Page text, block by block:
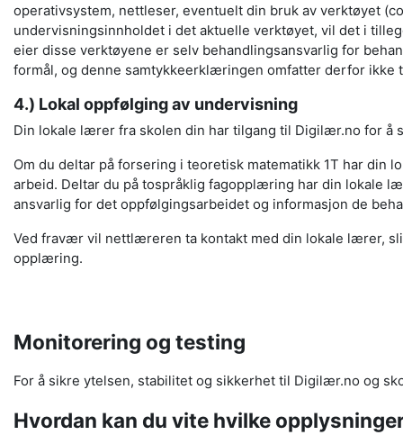
operativsystem, nettleser, eventuelt din bruk av verktøyet (
undervisningsinnholdet i det aktuelle verktøyet, vil det i
eier disse verktøyene er selv behandlingsansvarlig for
formål, og denne samtykkeerklæringen omfatter derfor
4.) Lokal oppfølging av undervisning
Din lokale lærer fra skolen din har tilgang til Digilær.no for å
Om du deltar på forsering i teoretisk matematikk 1T har din
arbeid. Deltar du på tospråklig fagopplæring har din lokale
ansvarlig for det oppfølgingsarbeidet og informasjon de
Ved fravær vil nettlæreren ta kontakt med din lokale lærer,
opplæring.
Monitorering og testing
For å sikre ytelsen, stabilitet og sikkerhet til Digilær.no og
Hvordan kan du vite hvilke